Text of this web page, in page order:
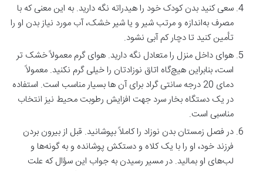
سعی کنید بدن کودک خود را هیدراته نگه دارید. به این معنی که با
مصرف به‌اندازه و مرتب شیر و یا شیر خشک، آب مورد نیاز بدن او را
تأمین کنید تا دچار کم آبی نشود.
هوای داخل منزل را متعادل نگه دارید. هوای گرم معمولاً خشک تر
است، بنابراین هیچ‌گاه اتاق نوزادتان را خیلی گرم نکنید. معمولاً
دمای 20 درجه سانتی گراد برای آن ‌ها بسیار مناسب است. استفاده
در یک دستگاه بخار سرد جهت افزایش رطوبت محیط نیز انتخاب
مناسبی است.
در فصل زمستان بدن نوزاد را کاملاً بپوشانید. قبل از بیرون بردن
فرزند خود، او را با یک کلاه و دستکش پوشانده و به گونه‌ها و
لب‌های او بمالید. در مسیر رسیدن به جواب این سؤال که علت